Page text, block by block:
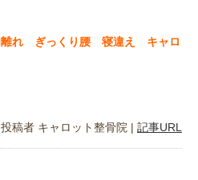
れ ぎっくり腰 寝違え キャロ
投稿者 キャロット整骨院 | 記事URL